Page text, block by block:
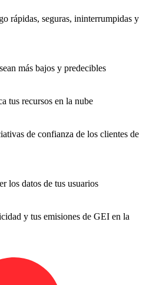
rápidas, seguras, ininterrumpidas y
más bajos y predecibles
tus recursos en la nube
de confianza de los clientes de
los datos de tus usuarios
y tus emisiones de GEI en la